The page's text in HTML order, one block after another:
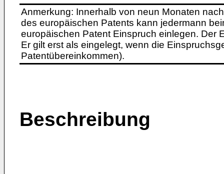
Anmerkung: Innerhalb von neun Monaten
des europäischen Patents kann jedermann
europäischen Patent Einspruch einlegen. Der
Er gilt erst als eingelegt, wenn die
Patentübereinkommen).
Beschreibung